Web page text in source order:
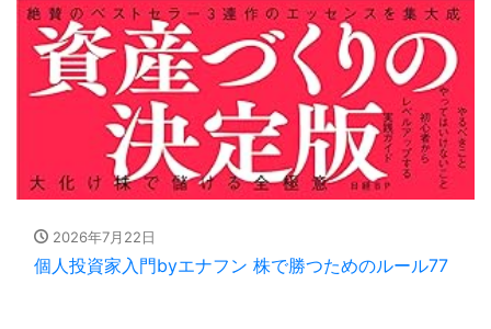
2026年7月22日
個人投資家入門byエナフン 株で勝つためのルール77